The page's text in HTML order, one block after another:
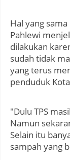
Hal yang
Pahlewi
dilakukan
sudah tidak
yang terus
penduduk
"Dulu TPS
Namun
Selain itu
sampah yang